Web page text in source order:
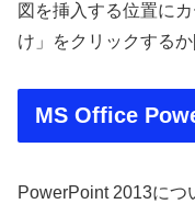
図を挿入する位置に
け」をクリックする
MS Office
PowerPoint 2013につ